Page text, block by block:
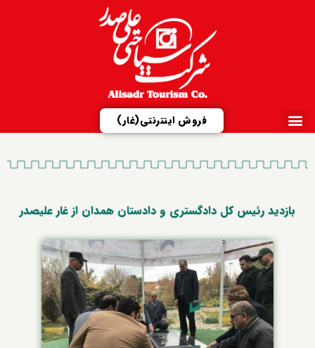
فروش اینترنتی(غار)
بازدید رئیس کل دادگستری و دادستان همدان از غار علیصدر